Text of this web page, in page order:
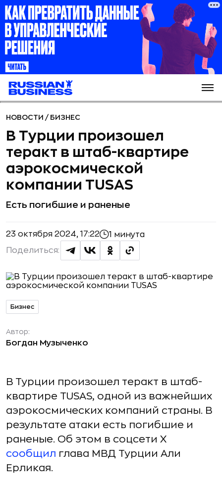
НОВОСТИ / БИЗНЕС
В Турции произошел
теракт в штаб-квартире
аэрокосмической
компании TUSAS
Есть погибшие и раненые
23 октября 2024, 17:22 1 минута
Поделиться:
Бизнес
Автор:
Богдан Музыченко
В Турции произошел теракт в штаб-
квартире TUSAS, одной из важнейших
аэрокосмических компаний страны. В
результате атаки есть погибшие и
раненые. Об этом в соцсети X
сообщил глава МВД Турции Али
Ерликая.